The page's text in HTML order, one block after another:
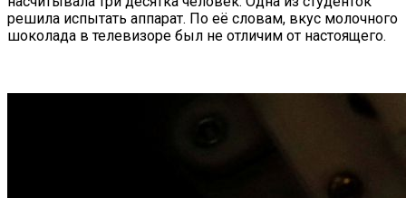
решила испытать аппарат. По её словам, вкус молочного
шоколада в телевизоре был не отличим от настоящего.